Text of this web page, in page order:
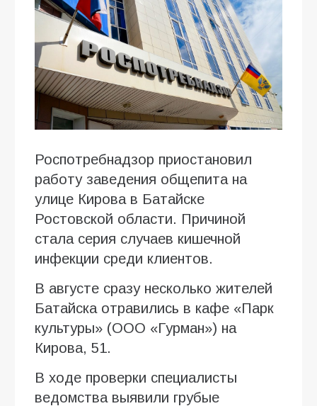
Роспотребнадзор приостановил
работу заведения общепита на
улице Кирова в Батайске
Ростовской области. Причиной
стала серия случаев кишечной
инфекции среди клиентов.
В августе сразу несколько жителей
Батайска отравились в кафе «Парк
культуры» (ООО «Гурман») на
Кирова, 51.
В ходе проверки специалисты
ведомства выявили грубые